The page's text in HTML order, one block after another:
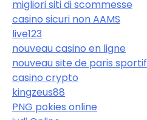
migliori siti di scommesse
casino sicuri non AAMS
live123
nouveau casino en ligne
nouveau site de paris sportif
casino crypto
kingzeus88
PNG pokies online